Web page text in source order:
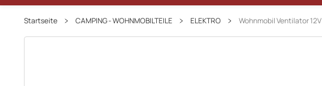
Startseite CAMPING - WOHNMOBILTEILE ELEKTRO Wohnmobil Ventilator